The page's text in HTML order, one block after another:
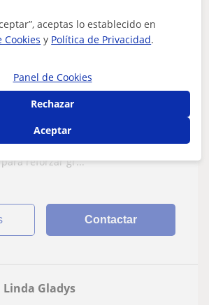
Herna...
con nivel C1,
impartir clases a
niveles
adaptándome al nivel y ritmo de
alumno, combinando explicación
reforzar gr...
Contactar
Linda Gladys
aceptas lo establecido en
Cookies y Política de Privacidad.
Panel de Cookies
Rechazar
Aceptar